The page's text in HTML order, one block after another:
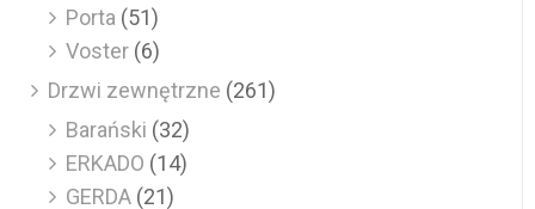
Porta (51)
Voster (6)
Drzwi zewnętrzne (261)
Barański (32)
ERKADO (14)
GERDA (21)